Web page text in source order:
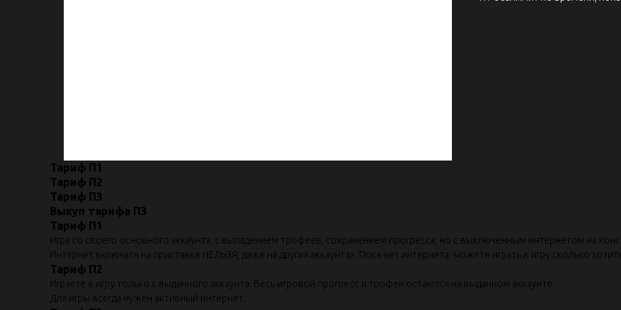
Тариф П1
Тариф П2
Тариф П3
Выкуп тарифа П3
Тариф П1
Игра со своего основного аккаунта, с выпадением трофеев, сохранением прогресса, но с выключенным интернетом на
Интернет включать на приставке НЕЛЬЗЯ, даже на других аккаунтах. Пока нет интернета, можете играть в игру сколько
Тариф П2
Играете в игру только с выданного аккаунта. Весь игровой прогресс и трофеи остаются на выданном аккаунте.
Для игры всегда нужен активный интернет.